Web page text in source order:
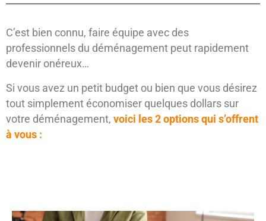
C’est bien connu, faire équipe avec des
professionnels du déménagement peut rapidement
devenir onéreux…
Si vous avez un petit budget ou bien que vous désirez
tout simplement économiser quelques dollars sur
votre déménagement, voici les 2 options qui s’offrent
à vous :